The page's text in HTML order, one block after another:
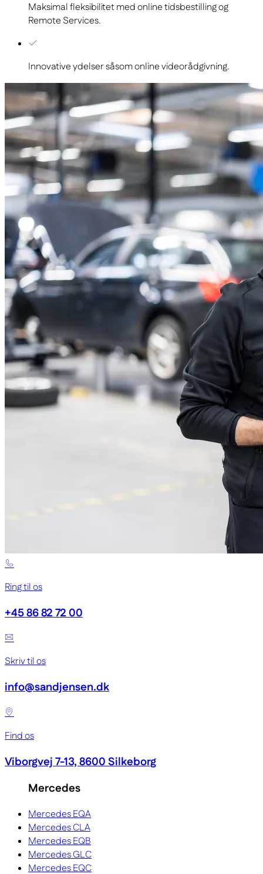
Maksimal fleksibilitet med online tidsbestilling og
Remote Services.
Innovative ydelser såsom online videorådgivning.
Ring til os
+45 86 82 72 00
Skriv til os
info@sandjensen.dk
Find os
Viborgvej 7-13, 8600 Silkeborg
Mercedes
Mercedes EQA
Mercedes CLA
Mercedes EQB
Mercedes GLC
Mercedes EQC